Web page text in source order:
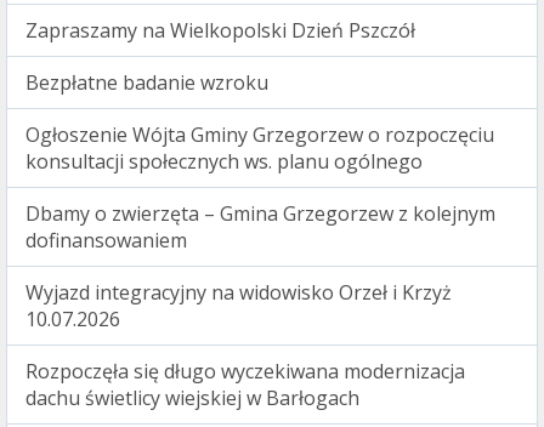
Zapraszamy na Wielkopolski Dzień Pszczół
Bezpłatne badanie wzroku
Ogłoszenie Wójta Gminy Grzegorzew o rozpoczęciu
konsultacji społecznych ws. planu ogólnego
Dbamy o zwierzęta – Gmina Grzegorzew z kolejnym
dofinansowaniem
Wyjazd integracyjny na widowisko Orzeł i Krzyż
10.07.2026
Rozpoczęła się długo wyczekiwana modernizacja
dachu świetlicy wiejskiej w Barłogach